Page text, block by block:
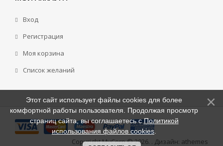
Вход
Регистрация
Моя корзина
Cписок желаний
Copyright MyCorp © 2026. . Дизайн: athemes
Этот сайт использует файлы cookies для более
комфортной работы пользователя. Продолжая просмотр
страниц сайта, вы соглашаетесь сПолитикой
использования файлов cookies